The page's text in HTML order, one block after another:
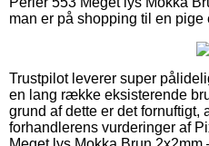
man er på shopping til en pige
Trustpilot leverer super
en lang række eksisterende
grund af dette er det fornuftigt,
forhandlerens vurderinger af